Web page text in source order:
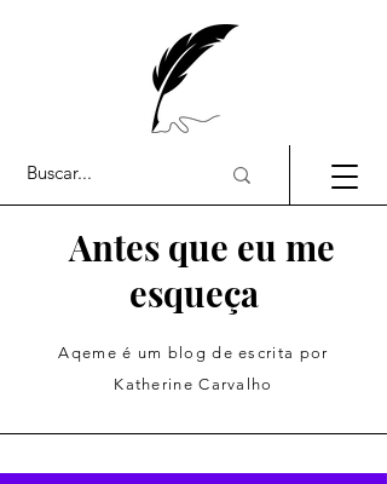
Antes que eu me
esqueça
Aqeme é um blog de escrita por
Katherine Carvalho